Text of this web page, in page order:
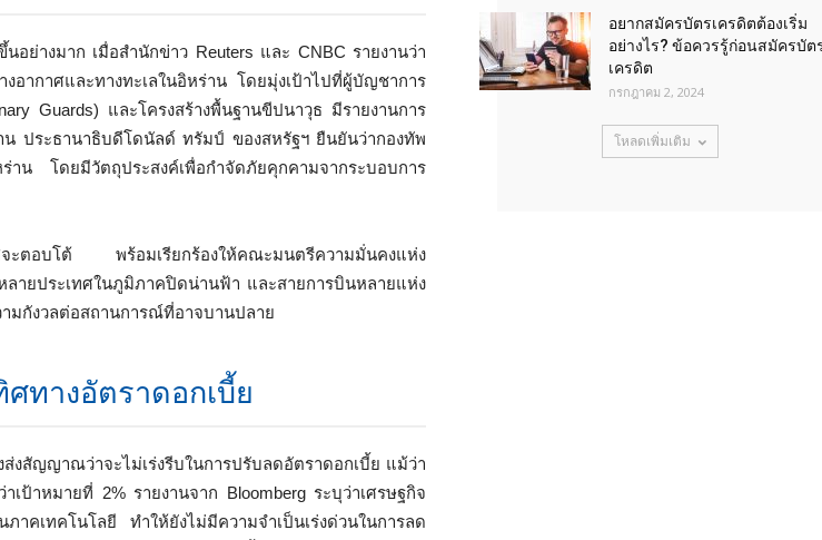
อย่างมาก เมื่อสำนักข่าว Reuters และ CNBC รายงานว่า
อากาศและทางทะเลในอิหร่าน โดยมุ่งเป้าไปที่ผู้บัญชาการ
Guards) และโครงสร้างพื้นฐานขีปนาวุธ มีรายงานการ
าน ประธานาธิบดีโดนัลด์ ทรัมป์ ของสหรัฐฯ ยืนยันว่ากองทัพ
น โดยมีวัตถุประสงค์เพื่อกำจัดภัยคุกคามจากระบอบการ
จะตอบโต้ พร้อมเรียกร้องให้คณะมนตรีความมั่นคงแห่ง
ายประเทศในภูมิภาคปิดน่านฟ้า และสายการบินหลายแห่ง
ามกังวลต่อสถานการณ์ที่อาจบานปลาย
ทางอัตราดอกเบี้ย
งสัญญาณว่าจะไม่เร่งรีบในการปรับลดอัตราดอกเบี้ย แม้ว่า
เป้าหมายที่ 2% รายงานจาก Bloomberg ระบุว่าเศรษฐกิจ
าคเทคโนโลยี ทำให้ยังไม่มีความจำเป็นเร่งด่วนในการลด
อยากสมัครบัตรเครดิตต้องเริ่ม
อย่างไร? ข้อควรรู้ก่อนสมัครบัต
เครดิต
กรกฎาคม 2, 2024
โหลดเพิ่มเติม